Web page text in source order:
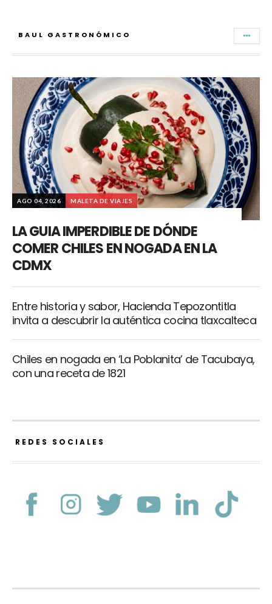
BAUL GASTRONÓMICO
AGO 04, 2026 MALETA DE VIAJES
LA GUIA IMPERDIBLE DE DÓNDE
COMER CHILES EN NOGADA EN LA
CDMX
Entre historia y sabor, Hacienda Tepozontitla
invita a descubrir la auténtica cocina tlaxcalteca
Chiles en nogada en ‘La Poblanita’ de Tacubaya,
con una receta de 1821
REDES SOCIALES